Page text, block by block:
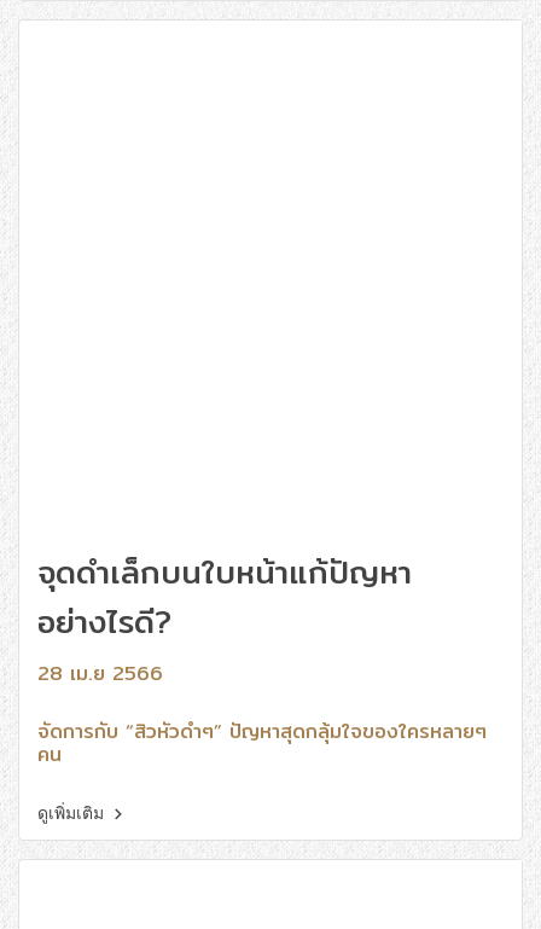
จุดดำเล็กบนใบหน้าแก้ปัญหา
อย่างไรดี?
28 เม.ย 2566
จัดการกับ “สิวหัวดำๆ” ปัญหาสุดกลุ้มใจของใครหลายๆ
คน
ดูเพิ่มเติม